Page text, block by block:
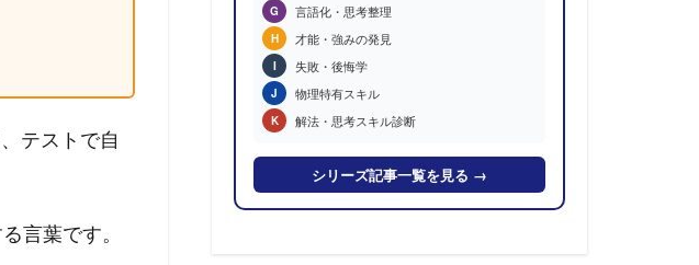
テストで自
言葉です。
G 言語化・思考整理
H 才能・強みの発見
I 失敗・後悔学
J 物理特有スキル
K 解法・思考スキル診断
シリーズ記事一覧を見る →